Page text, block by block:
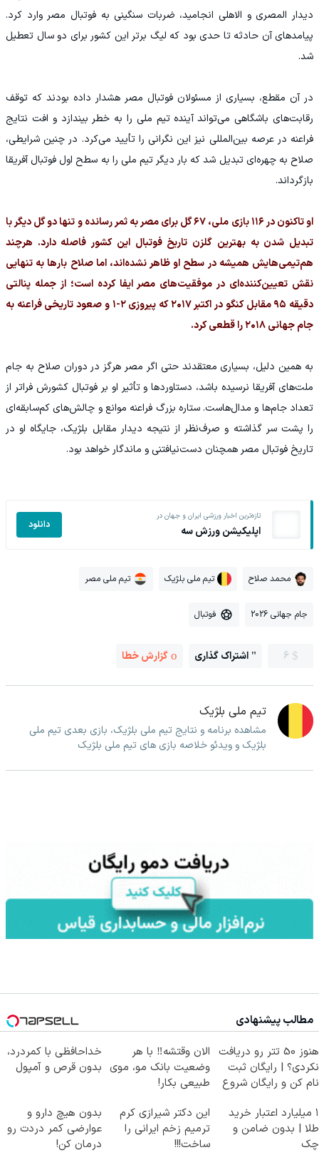
دیدار المصری و الاهلی انجامید، ضربات سنگینی به فوتبال مصر وارد کرد.
پیامدهای آن حادثه تا حدی بود که لیگ برتر این کشور برای دو سال تعطیل
شد.
در آن مقطع، بسیاری از مسئولان فوتبال مصر هشدار داده بودند که توقف
رقابت‌های باشگاهی می‌تواند آینده تیم ملی را به خطر بیندازد و افت نتایج
فراعنه در عرصه بین‌المللی نیز این نگرانی را تأیید می‌کرد. در چنین شرایطی،
صلاح به چهره‌ای تبدیل شد که بار دیگر تیم ملی را به سطح اول فوتبال آفریقا
بازگرداند.
او تاکنون در ۱۱۶ بازی ملی، ۶۷ گل برای مصر به ثمر رسانده و تنها دو گل دیگر با
تبدیل شدن به بهترین گلزن تاریخ فوتبال این کشور فاصله دارد. هرچند
هم‌تیمی‌هایش همیشه در سطح او ظاهر نشده‌اند، اما صلاح بارها به تنهایی
نقش تعیین‌کننده‌ای در موفقیت‌های مصر ایفا کرده است؛ از جمله پنالتی
دقیقه ۹۵ مقابل کنگو در اکتبر ۲۰۱۷ که پیروزی ۲-۱ و صعود تاریخی فراعنه به
جام جهانی ۲۰۱۸ را قطعی کرد.
به همین دلیل، بسیاری معتقدند حتی اگر مصر هرگز در دوران صلاح به جام
ملت‌های آفریقا نرسیده باشد، دستاوردها و تأثیر او بر فوتبال کشورش فراتر از
تعداد جام‌ها و مدال‌هاست. ستاره بزرگ فراعنه موانع و چالش‌های کم‌سابقه‌ای
را پشت سر گذاشته و صرف‌نظر از نتیجه دیدار مقابل بلژیک، جایگاه او در
تاریخ فوتبال مصر همچنان دست‌نیافتنی و ماندگار خواهد بود.
تازه‌ترین اخبار ورزشی ایران و جهان در
اپلیکیشن ورزش سه دانلود
محمد صلاح تیم ملی بلژیک تیم ملی مصر
جام جهانی 2026 فوتبال
6 اشتراک گذاری گزارش خطا
تیم ملی بلژیک
مشاهده برنامه و نتایج تیم ملی بلژیک، بازی بعدی تیم ملی
بلژیک و ویدئو خلاصه بازی های تیم ملی بلژیک
مطالب پیشنهادی
هنوز 50 تتر رو دریافت
نکردی؟ | رایگان ثبت
نام کن و رایگان شروع
الان وقتشه‼️ با هر
وضعیت بانک مو، موی
طبیعی بکار!
خداحافظی با کمردرد،
بدون قرص و آمپول
۱ میلیارد اعتبار خرید
طلا | بدون ضامن و
چک
این دکتر شیرازی کرم
ترمیم زخم ایرانی را
ساخت!!!
بدون هیچ دارو و
عوارضی کمر دردت رو
درمان کن!